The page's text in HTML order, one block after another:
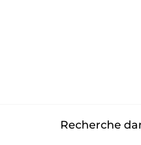
Recherche